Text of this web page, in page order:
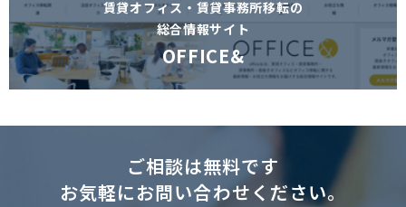
賃貸オフィス・賃貸事務所移転の
総合情報サイト
OFFICE&
ご相談は無料です
お気軽にお問い合わせください。